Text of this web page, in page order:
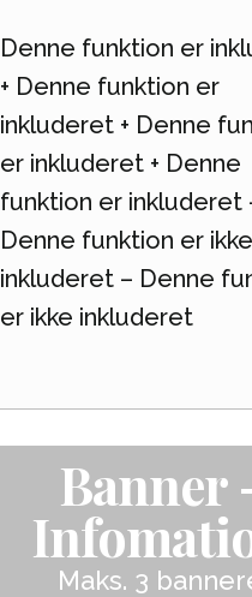
Denne funktion er
+ Denne funktion er
inkluderet + Denne
er inkluderet + Denne
funktion er inkluderet
Denne funktion er ikke
inkluderet – Denne
er ikke inkluderet
Banner
Maks. 3